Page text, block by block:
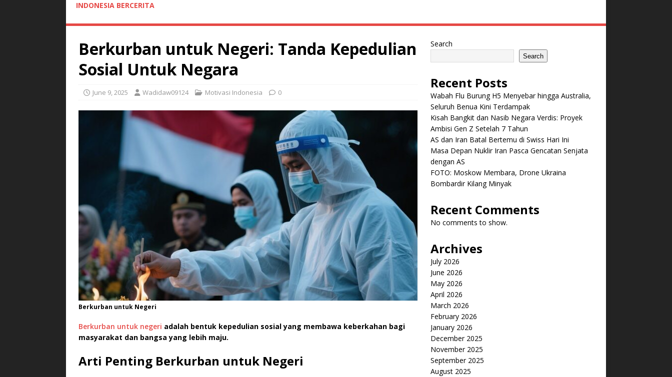
INDONESIA BERCERITA
Berkurban untuk Negeri: Tanda Kepedulian
Sosial Untuk Negara
June 9, 2025 Wadidaw09124 Motivasi Indonesia 0
Berkurban untuk Negeri
Berkurban untuk negeri adalah bentuk kepedulian sosial yang membawa keberkahan bagi
masyarakat dan bangsa yang lebih maju.
Arti Penting Berkurban untuk Negeri
Search
Search
Recent Posts
Wabah Flu Burung H5 Menyebar hingga Australia,
Seluruh Benua Kini Terdampak
Kisah Bangkit dan Nasib Negara Verdis: Proyek
Ambisi Gen Z Setelah 7 Tahun
AS dan Iran Batal Bertemu di Swiss Hari Ini
Masa Depan Nuklir Iran Pasca Gencatan Senjata
dengan AS
FOTO: Moskow Membara, Drone Ukraina
Bombardir Kilang Minyak
Recent Comments
No comments to show.
Archives
July 2026
June 2026
May 2026
April 2026
March 2026
February 2026
January 2026
December 2025
November 2025
September 2025
August 2025